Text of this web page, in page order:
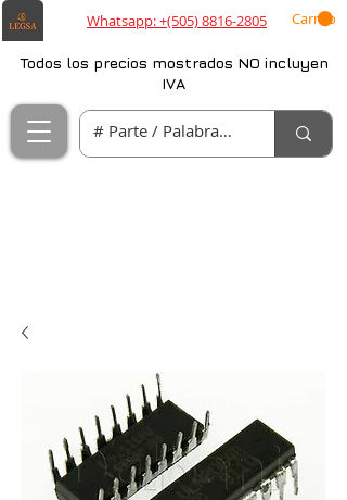
Whatsapp: +(505) 8816-2805 Carrito
Todos los precios mostrados NO incluyen
IVA